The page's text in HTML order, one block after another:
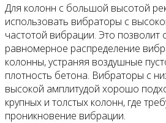
Для колонн с большой высотой
использовать вибраторы с
частотой вибрации. Это позволит
равномерное распределение
колонны, устраняя воздушные
плотность бетона. Вибраторы с
высокой амплитудой хорошо
крупных и толстых колонн, где
проникновение вибрации.